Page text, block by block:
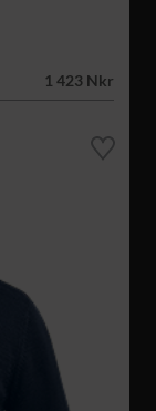
1 423 Nkr